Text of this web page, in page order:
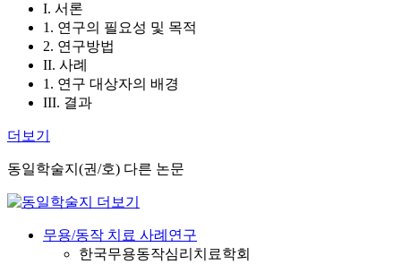
I. 서론
1. 연구의 필요성 및 목적
2. 연구방법
II. 사례
1. 연구 대상자의 배경
III. 결과
더보기
동일학술지(권/호) 다른 논문
무용/동작 치료 사례연구
한국무용동작심리치료학회